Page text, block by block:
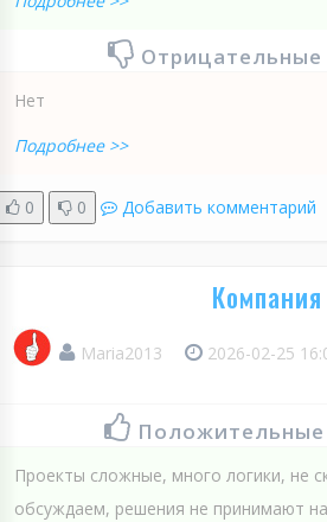
Отрицательные
Нет
Подробнее >>
0 0 Добавить комментарий
Компания
Maria2013 2026-02-25
Положительные
Проекты сложные, много логики, не
обсуждаем, решения не принимают